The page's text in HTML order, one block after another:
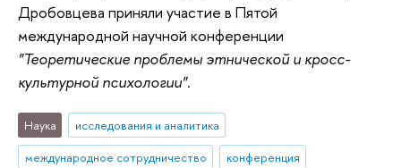
Дробовцева приняли участие в Пятой
международной научной конференции
"Теоретические проблемы этнической и кросс-
культурной психологии".
Наука
исследования и аналитика
международное сотрудничество
конференция